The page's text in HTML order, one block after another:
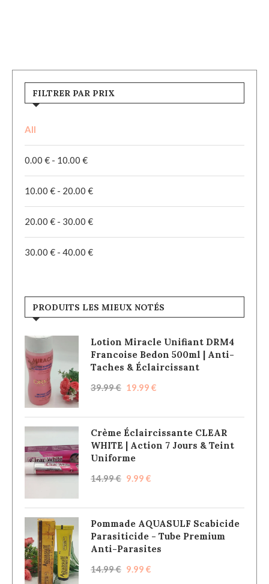
FILTRER PAR PRIX
All
0.00 € - 10.00 €
10.00 € - 20.00 €
20.00 € - 30.00 €
30.00 € - 40.00 €
PRODUITS LES MIEUX NOTÉS
Lotion Miracle Unifiant DRM4
Francoise Bedon 500ml | Anti-
Taches & Éclaircissant
39.99€ 19.99 €
Crème Éclaircissante CLEAR
WHITE | Action 7 Jours & Teint
Uniforme
14.99€ 9.99 €
Pommade AQUASULF Scabicide
Parasiticide - Tube Premium
Anti-Parasites
14.99€ 9.99 €